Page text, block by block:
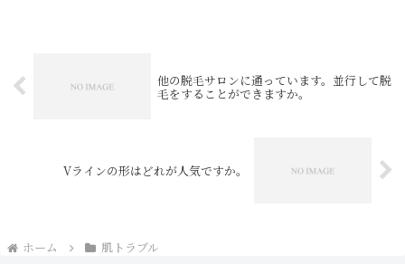
他の脱毛サロンに通っています。並行して脱
毛をすることができますか。
Vラインの形はどれが人気ですか。
ホーム 肌トラブル